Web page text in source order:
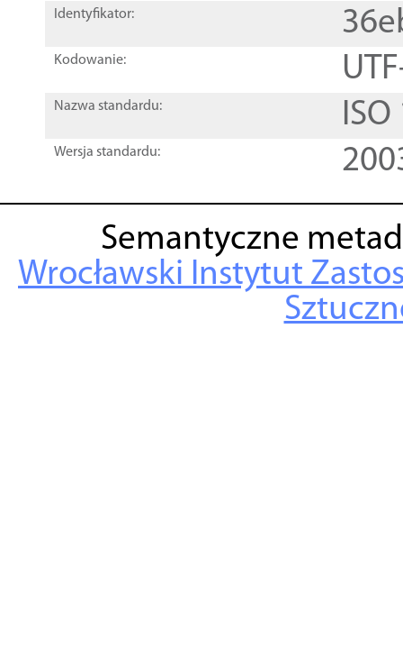
Identyfikator:
Kodowanie:
Nazwa standardu:
Wersja standardu:
Semantyczne
Wrocławski Instytut